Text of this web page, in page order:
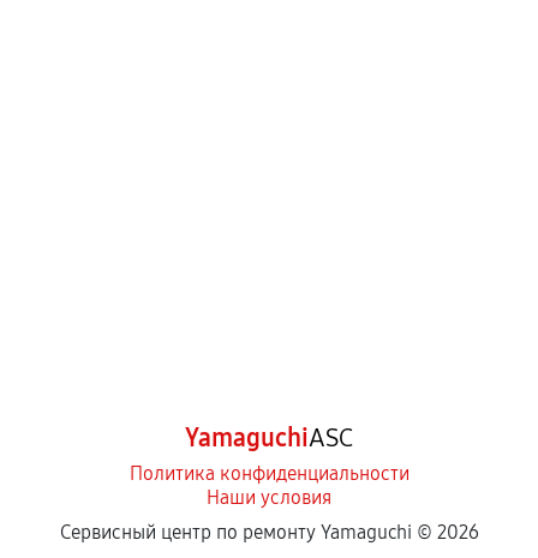
YamaguchiASC
Политика конфиденциальности
Наши условия
Сервисный центр по ремонту Yamaguchi © 2026